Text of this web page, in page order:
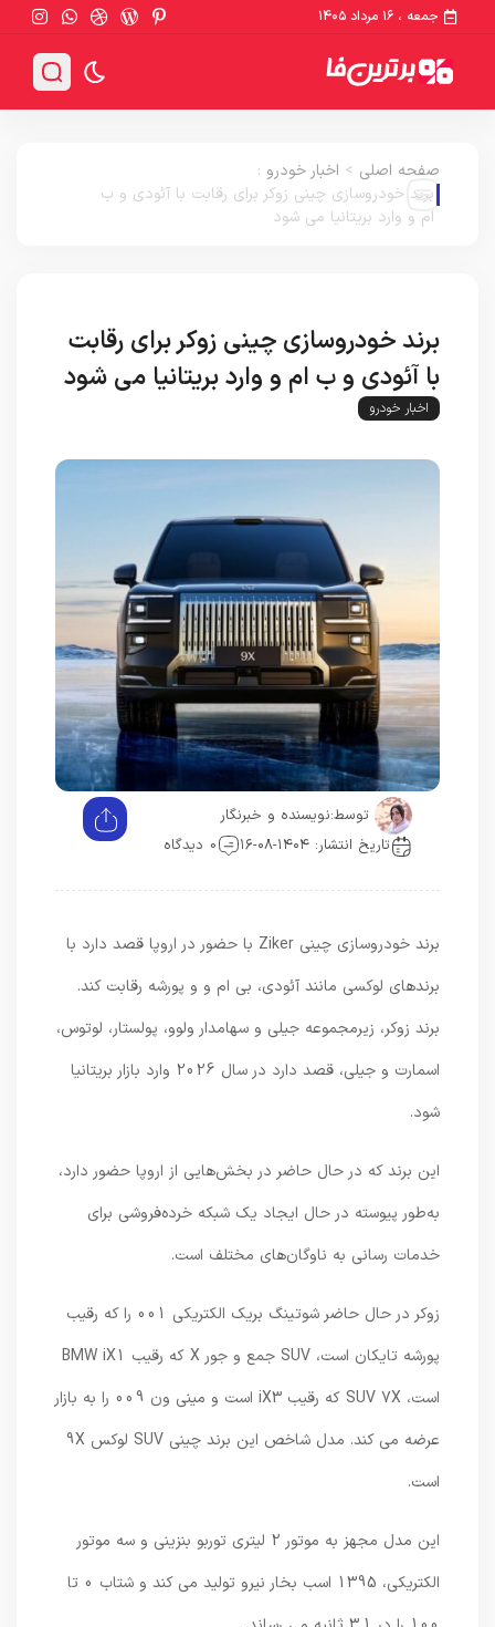
جمعه ، ۱۶ مرداد ۱۴۰۵
صفحه اصلی > اخبار خودرو :
برند خودروسازی چینی زوکر برای رقابت با آئودی و ب
ام و وارد بریتانیا می شود
برند خودروسازی چینی زوکر برای رقابت
با آئودی و ب ام و وارد بریتانیا می شود
اخبار خودرو
توسط: نویسنده و خبرنگار
تاریخ انتشار: ۱۴۰۴-۰۸-۱۶
0 دیدگاه
برند خودروسازی چینی Ziker با حضور در اروپا قصد دارد با
برندهای لوکسی مانند آئودی، بی ام و و پورشه رقابت کند.
برند زوکر، زیرمجموعه جیلی و سهامدار ولوو، پولستار، لوتوس،
اسمارت و جیلی، قصد دارد در سال 2026 وارد بازار بریتانیا
این برند که در حال حاضر در بخش‌هایی از اروپا حضور دارد،
به‌طور پیوسته در حال ایجاد یک شبکه خرده‌فروشی برای
خدمات رسانی به ناوگان‌های مختلف است.
زوکر در حال حاضر شوتینگ بریک الکتریکی 001 را که رقیب
پورشه تایکان است، SUV جمع و جور X که رقیب BMW iX1
است، SUV 7X که رقیب iX3 است و مینی ون 009 را به بازار
عرضه می کند. مدل شاخص این برند چینی SUV لوکس 9X
این مدل مجهز به موتور 2 لیتری توربو بنزینی و سه موتور
الکتریکی، 1395 اسب بخار نیرو تولید می کند و شتاب 0 تا